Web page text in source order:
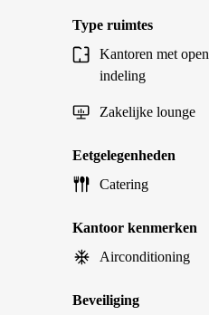
Type ruimtes
Kantoren met open
indeling
Zakelijke lounge
Eetgelegenheden
Catering
Kantoor kenmerken
Airconditioning
Beveiliging